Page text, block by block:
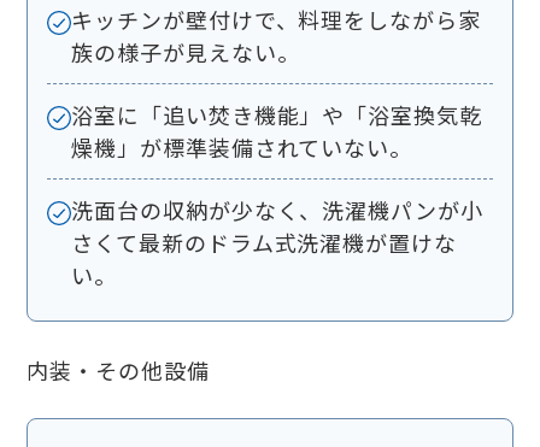
キッチンが壁付けで、料理をしながら家
族の様子が見えない。
浴室に「追い焚き機能」や「浴室換気乾
燥機」が標準装備されていない。
洗面台の収納が少なく、洗濯機パンが小
さくて最新のドラム式洗濯機が置けな
い。
内装・その他設備